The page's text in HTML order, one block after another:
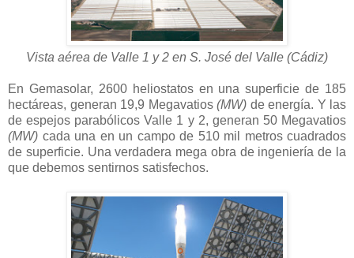
Vista aérea de Valle 1 y 2 en S. José del Valle (Cádiz)
En Gemasolar, 2600 heliostatos en una superficie de 185
hectáreas, generan 19,9 Megavatios (MW) de energía. Y las
de espejos parabólicos Valle 1 y 2, generan 50 Megavatios
(MW) cada una en un campo de 510 mil metros cuadrados
de superficie. Una verdadera mega obra de ingeniería de la
que debemos sentirnos satisfechos.